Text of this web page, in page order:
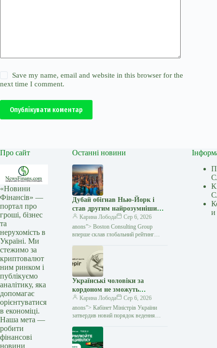
Save my name, email and website in this browser for the
next time I comment.
Опублікувати коментар
Про сайт
«Новини
Фінансів» —
портал про
гроші, бізнес
та
нерухомість в
Україні. Ми
стежимо за
криптовалют
ним ринком і
публікуємо
аналітику, яка
допомагає
орієнтуватися
в економіці.
Наша мета —
робити
фінансові
новини
Останні новини
Дубай обігнав Нью-Йорк і
став другим найрозумнішим
містом світу — Мінфін
Карина Лобода
Сер 6, 2026
anons”> Boston Consulting Group
вперше склав глобальний рейтинг
за тим, як вони
Українські чоловіки за
кордоном не зможуть
отримати консульські
послуги, якщо у них немає
військово-облікових
Карина Лобода
Сер 6, 2026
anons”> Кабінет Міністрів України
затвердив новий порядок ведення
призовників, військовозобов'язаних
та резервістів. Постанова № 981
и